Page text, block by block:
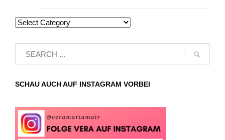
SCHAU AUCH AUF INSTAGRAM VORBEI